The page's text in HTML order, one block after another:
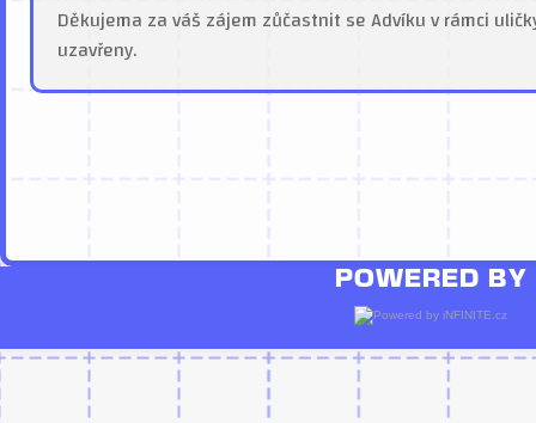
Děkujema za váš zájem zůčastnit se Advíku v rámci
uzavřeny.
POWERED BY